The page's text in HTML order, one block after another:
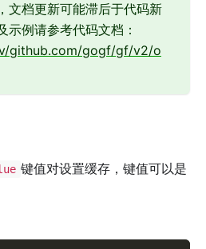
文档更新可能滞后于代码新
示例请参考代码文档：
github.com/gogf/gf/v2/o
键值对设置缓存，键值可以是